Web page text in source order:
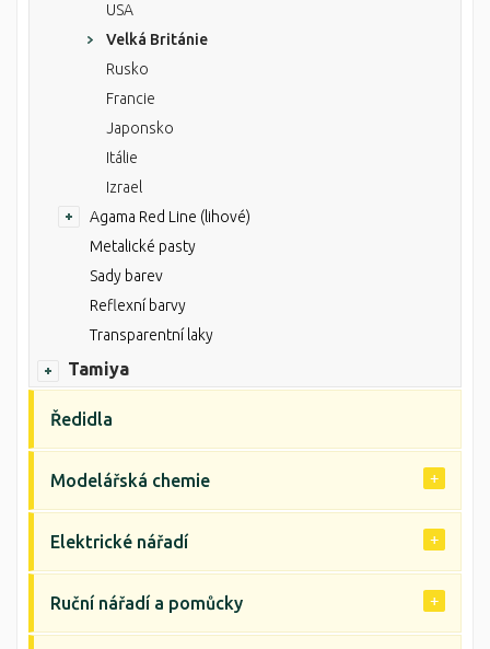
USA
Velká Británie
Rusko
Francie
Japonsko
Itálie
Izrael
Agama Red Line (lihové)
Metalické pasty
Sady barev
Reflexní barvy
Transparentní laky
Tamiya
Ředidla
Modelářská chemie
Elektrické nářadí
Ruční nářadí a pomůcky